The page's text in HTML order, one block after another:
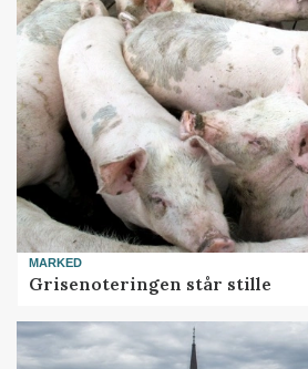
MARKED
Grisenoteringen står stille